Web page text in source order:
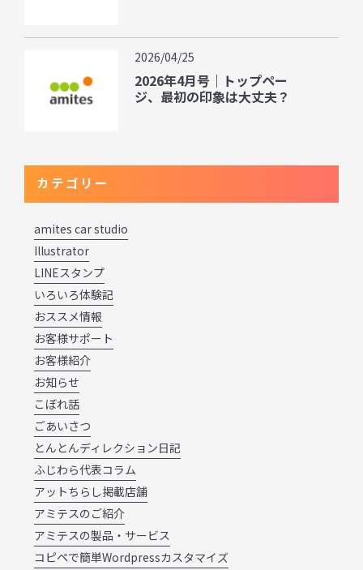
2026/04/25
2026年4月号｜トップペー
ジ、最初の印象は大丈夫？
カテゴリー
amites car studio
Illustrator
LINEスタンプ
いろいろ体験記
おススメ情報
お客様サポート
お客様紹介
お知らせ
こぼれ話
ごあいさつ
とんとんディレクション日記
ふじわら代表コラム
アットちらし掲載店舗
アミテスのご紹介
アミテスの製品・サービス
コピペで簡単Wordpressカスタマイズ